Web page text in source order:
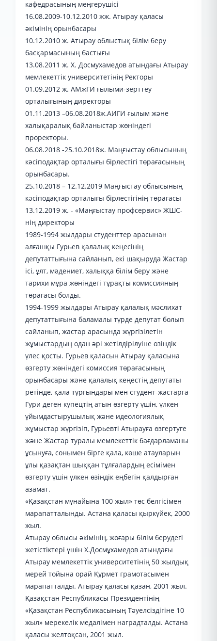
кафедрасының меңгерушісі
16.08.2009-10.12.2010 жж. Атырау қаласы
әкімінің орынбасары
10.12.2010 ж. Атырау облыстық білім беру
басқармасының бастығы
13.08.2011 ж. Х. Досмухамедов атындағы Атырау
мемлекеттік университетінің Ректоры
01.09.2012 ж. АМжГИ ғылыми-зерттеу
орталығының директоры
01.11.2013 –06.08.2018ж.АИГИ ғылым және
халықаралық байланыстар жөніндегі
проректоры.
06.08.2018 -25.10.2018ж. Маңғыстау облысының
кәсіподақтар орталығы бірлестігі төрағасының
орынбасары.
25.10.2018 – 12.12.2019 Маңғыстау облысының
кәсіподақтар орталығы бірлестігінің төрағасы
13.12.2019 ж. - «Маңғыстау профсервис» ЖШС-
нің директоры
1989-1994 жылдары студенттер арасынан
алғашқы Гурьев қалалық кеңесінің
депутаттығына сайланып, екі шақыруда Жастар
ісі, ұлт, мәдениет, халыққа білім беру және
тарихи мұра жөніндегі тұрақты комиссияның
төрағасы болды.
1994-1999 жылдары Атырау қалалық мәслихат
депутаттығына баламалы түрде депутат болып
сайланып, жастар арасында жүргізілетін
жұмыстардың одан әрі жетілдірілуіне өзіндік
үлес қосты. Гурьев қаласын Атырау қаласына
өзгерту жөніндегі комиссия төрағасының
орынбасары және қалалық кеңестің депутаты
ретінде, қала тұрғындары мен студент-жастарға
Гури деген купецтің атын өзгерту үшін, үлкен
ұйымдастырушылық және идеологиялық
жұмыстар жүргізіп, Гурьевті Атырауға өзгертуге
және Жастар туралы мемлекеттік бағдарламаны
ұсынуға, сонымен бірге қала, көше атауларын
ұлы қазақтан шыққан тұлғалардың есімімен
өзгерту үшін үлкен өзіндік еңбегін қалдырған
азамат.
«Қазақстан мұнайына 100 жыл» төс белгісімен
марапатталынды. Астана қаласы қыркүйек, 2000
жыл.
Атырау облысы әкімінің, жоғары білім берудегі
жетістіктері үшін Х.Досмұхамедов атындағы
Атырау мемлекеттік университетінің 50 жылдық
мерей тойына орай Құрмет грамотасымен
марапатталды. Атырау қаласы қазан, 2001 жыл.
Қазақстан Республикасы Президентінің
«Қазақстан Республикасының Тәуелсіздігіне 10
жыл» мерекелік медалімен наградталды. Астана
қаласы желтоқсан, 2001 жыл.